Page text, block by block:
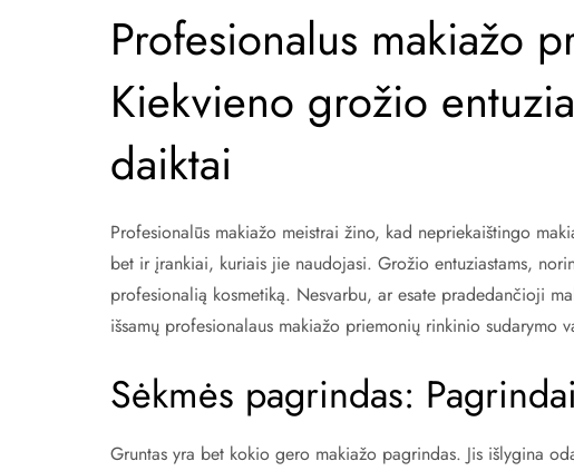
Profesionalus makiažo
Kiekvieno grožio
daiktai
Profesionalūs makiažo meistrai žino, kad nepriekaištingo
bet ir įrankiai, kuriais jie naudojasi. Grožio entuziastams,
profesionalią kosmetiką. Nesvarbu, ar esate pradedančioji
išsamų profesionalaus makiažo priemonių rinkinio sudarymo
Sėkmės pagrindas:
Gruntas yra bet kokio gero makiažo pagrindas. Jis išlygina